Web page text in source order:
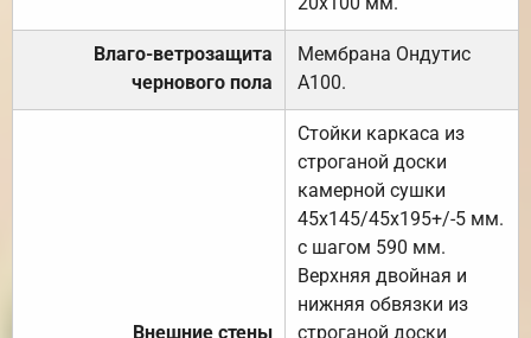
Влаго-ветрозащита
чернового пола
Мембрана Ондутис
А100.
Внешние стены
Стойки каркаса из
строганой доски
камерной сушки
45х145/45х195+/-5 мм.
с шагом 590 мм.
Верхняя двойная и
нижняя обвязки из
строганой доски